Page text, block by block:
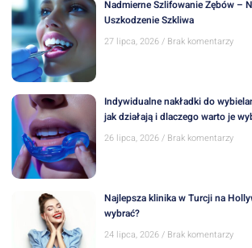
Nadmierne Szlifowanie Zębów –
Uszkodzenie Szkliwa
27 lipca, 2026 Brak komentarzy
Indywidualne nakładki do
jak działają i dlaczego warto je
26 lipca, 2026 Brak komentarzy
Najlepsza klinika w Turcji na
wybrać?
24 lipca, 2026 Brak komentarzy